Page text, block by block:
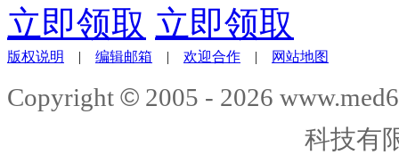
立即领取 立即领取
版权说明 | 编辑邮箱 | 欢迎合作 | 网站地图
Copyright © 2005 - 2026
科技有